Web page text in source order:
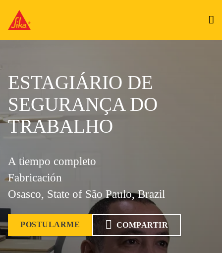
ESTAGIÁRIO DE
SEGURANÇA DO
TRABALHO
A tiempo completo
Fabricación
Osasco, State of São Paulo, Brazil
POSTULARME COMPARTIR